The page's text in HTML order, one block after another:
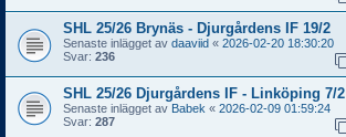
SHL 25/26 Brynäs - Djurgårdens IF 19/2
Senaste inlägget av daaviid « 2026-02-20 18:30:20
Svar: 236
SHL 25/26 Djurgårdens IF - Linköping 7/2
Senaste inlägget av Babek « 2026-02-09 01:59:24
Svar: 287